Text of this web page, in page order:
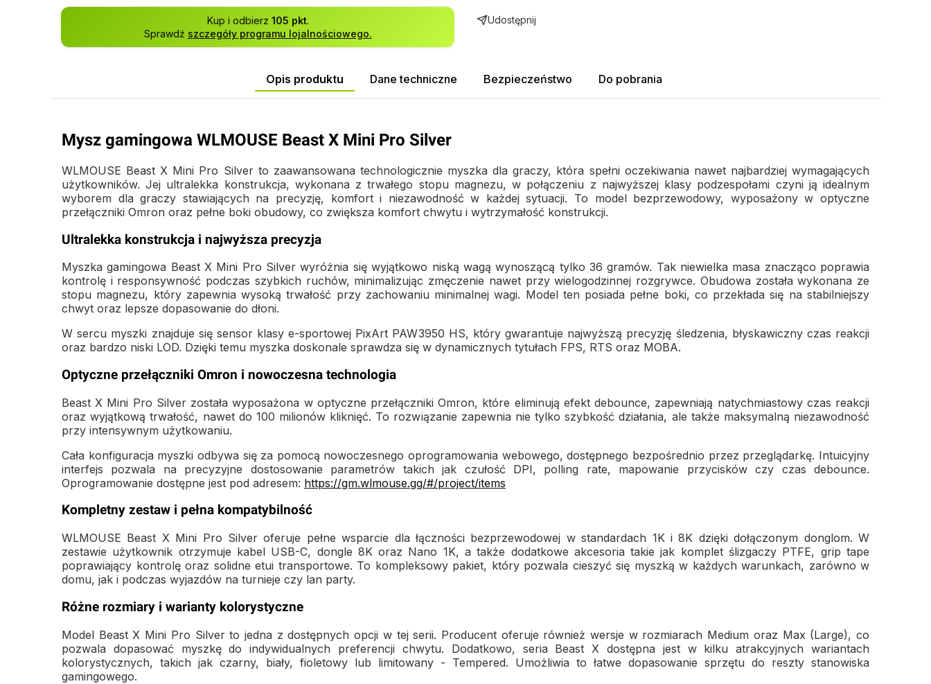
Kup i odbierz 105 pkt.
Sprawdź szczegóły programu lojalnościowego.
Udostępnij
Opis produktu Dane techniczne Bezpieczeństwo Do pobrania
Mysz gamingowa WLMOUSE Beast X Mini Pro Silver
WLMOUSE Beast X Mini Pro Silver to zaawansowana technologicznie myszka dla graczy, która spełni oczekiwania nawet najbardziej wymagających
użytkowników. Jej ultralekka konstrukcja, wykonana z trwałego stopu magnezu, w połączeniu z najwyższej klasy podzespołami czyni ją idealnym
wyborem dla graczy stawiających na precyzję, komfort i niezawodność w każdej sytuacji. To model bezprzewodowy, wyposażony w optyczne
przełączniki Omron oraz pełne boki obudowy, co zwiększa komfort chwytu i wytrzymałość konstrukcji.
Ultralekka konstrukcja i najwyższa precyzja
Myszka gamingowa Beast X Mini Pro Silver wyróżnia się wyjątkowo niską wagą wynoszącą tylko 36 gramów. Tak niewielka masa znacząco poprawia
kontrolę i responsywność podczas szybkich ruchów, minimalizując zmęczenie nawet przy wielogodzinnej rozgrywce. Obudowa została wykonana ze
stopu magnezu, który zapewnia wysoką trwałość przy zachowaniu minimalnej wagi. Model ten posiada pełne boki, co przekłada się na stabilniejszy
chwyt oraz lepsze dopasowanie do dłoni.
W sercu myszki znajduje się sensor klasy e-sportowej PixArt PAW3950 HS, który gwarantuje najwyższą precyzję śledzenia, błyskawiczny czas reakcji
oraz bardzo niski LOD. Dzięki temu myszka doskonale sprawdza się w dynamicznych tytułach FPS, RTS oraz MOBA.
Optyczne przełączniki Omron i nowoczesna technologia
Beast X Mini Pro Silver została wyposażona w optyczne przełączniki Omron, które eliminują efekt debounce, zapewniają natychmiastowy czas reakcji
oraz wyjątkową trwałość, nawet do 100 milionów kliknięć. To rozwiązanie zapewnia nie tylko szybkość działania, ale także maksymalną niezawodność
przy intensywnym użytkowaniu.
Cała konfiguracja myszki odbywa się za pomocą nowoczesnego oprogramowania webowego, dostępnego bezpośrednio przez przeglądarkę. Intuicyjny
interfejs pozwala na precyzyjne dostosowanie parametrów takich jak czułość DPI, polling rate, mapowanie przycisków czy czas debounce.
Oprogramowanie dostępne jest pod adresem: https://gm.wlmouse.gg/#/project/items
Kompletny zestaw i pełna kompatybilność
WLMOUSE Beast X Mini Pro Silver oferuje pełne wsparcie dla łączności bezprzewodowej w standardach 1K i 8K dzięki dołączonym donglom. W
zestawie użytkownik otrzymuje kabel USB-C, dongle 8K oraz Nano 1K, a także dodatkowe akcesoria takie jak komplet ślizgaczy PTFE, grip tape
poprawiający kontrolę oraz solidne etui transportowe. To kompleksowy pakiet, który pozwala cieszyć się myszką w każdych warunkach, zarówno w
domu, jak i podczas wyjazdów na turnieje czy lan party.
Różne rozmiary i warianty kolorystyczne
Model Beast X Mini Pro Silver to jedna z dostępnych opcji w tej serii. Producent oferuje również wersje w rozmiarach Medium oraz Max (Large), co
pozwala dopasować myszkę do indywidualnych preferencji chwytu. Dodatkowo, seria Beast X dostępna jest w kilku atrakcyjnych wariantach
kolorystycznych, takich jak czarny, biały, fioletowy lub limitowany - Tempered. Umożliwia to łatwe dopasowanie sprzętu do reszty stanowiska
gamingowego.